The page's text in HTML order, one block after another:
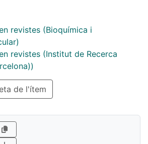
significant computational
the nature of intermolecular
B-DNA crystals in various
solvent environments with an
of detail. We showed a tight
lattice stability and the type of
and that certain symmetry
in the presence of a specific
and crystal contacts induce small
in the physical properties
revistes (Bioquímica i
revistes (Institut de Recerca
de l'ítem